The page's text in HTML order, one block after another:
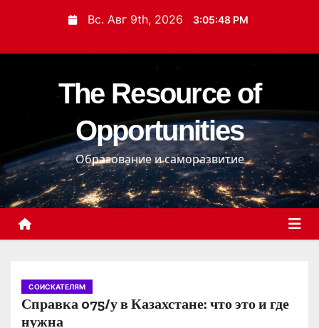
и
с
о
д
Вс. Авг 9th, 2026 3:05:49 PM
The Resource of
Opportunities
Образование и саморазвитие
СОИСКАТЕЛЯМ
Справка 075/у в Казахстане: что это и где
нужна